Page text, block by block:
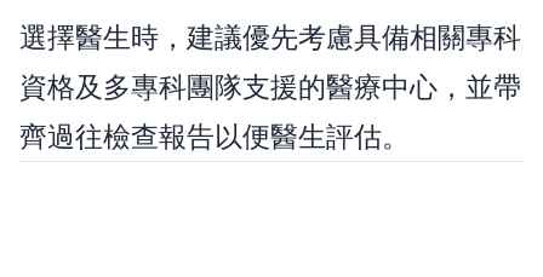
選擇醫生時，建議優先考慮具備相關專科
資格及多專科團隊支援的醫療中心，並帶
齊過往檢查報告以便醫生評估。